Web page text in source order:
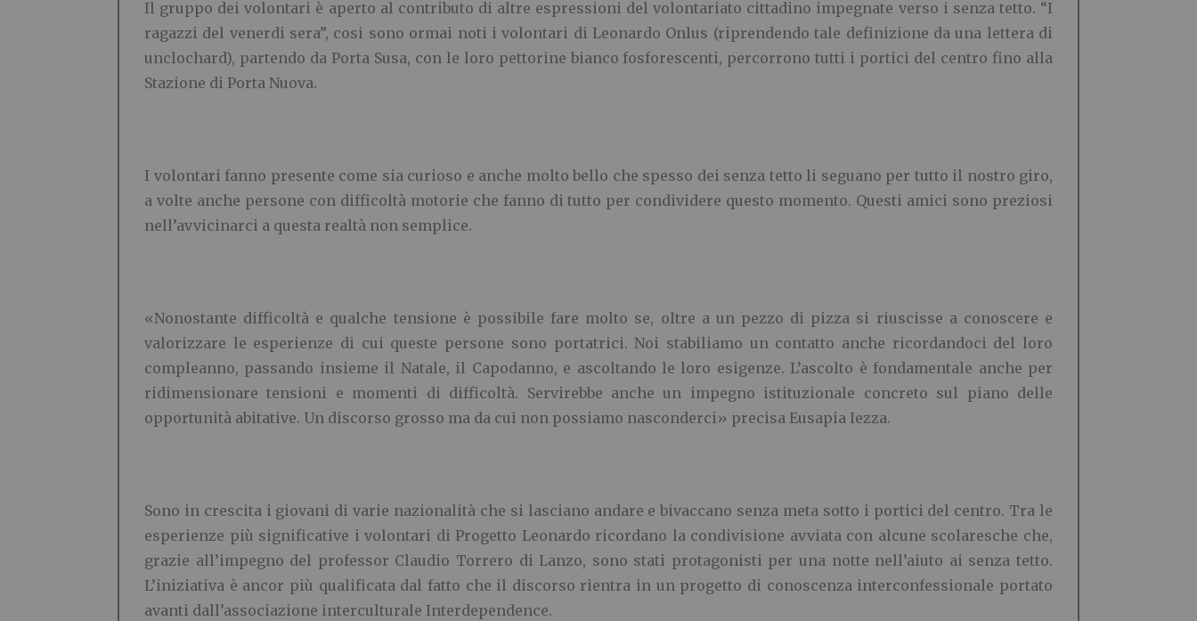
Il gruppo dei volontari è aperto al contributo di altre espressioni del volontariato cittadino impegnate verso i senza tetto. “I
ragazzi del venerdi sera”, cosi sono ormai noti i volontari di Leonardo Onlus (riprendendo tale definizione da una lettera di
unclochard), partendo da Porta Susa, con le loro pettorine bianco fosforescenti, percorrono tutti i portici del centro fino alla
Stazione di Porta Nuova.
I volontari fanno presente come sia curioso e anche molto bello che spesso dei senza tetto li seguano per tutto il nostro giro,
a volte anche persone con difficoltà motorie che fanno di tutto per condividere questo momento. Questi amici sono preziosi
nell’avvicinarci a questa realtà non semplice.
«Nonostante difficoltà e qualche tensione è possibile fare molto se, oltre a un pezzo di pizza si riuscisse a conoscere e
valorizzare le esperienze di cui queste persone sono portatrici. Noi stabiliamo un contatto anche ricordandoci del loro
compleanno, passando insieme il Natale, il Capodanno, e ascoltando le loro esigenze. L’ascolto è fondamentale anche per
ridimensionare tensioni e momenti di difficoltà. Servirebbe anche un impegno istituzionale concreto sul piano delle
opportunità abitative. Un discorso grosso ma da cui non possiamo nasconderci» precisa Eusapia Iezza.
Sono in crescita i giovani di varie nazionalità che si lasciano andare e bivaccano senza meta sotto i portici del centro. Tra le
esperienze più significative i volontari di Progetto Leonardo ricordano la condivisione avviata con alcune scolaresche che,
grazie all’impegno del professor Claudio Torrero di Lanzo, sono stati protagonisti per una notte nell’aiuto ai senza tetto.
L’iniziativa è ancor più qualificata dal fatto che il discorso rientra in un progetto di conoscenza interconfessionale portato
avanti dall’associazione interculturale Interdependence.